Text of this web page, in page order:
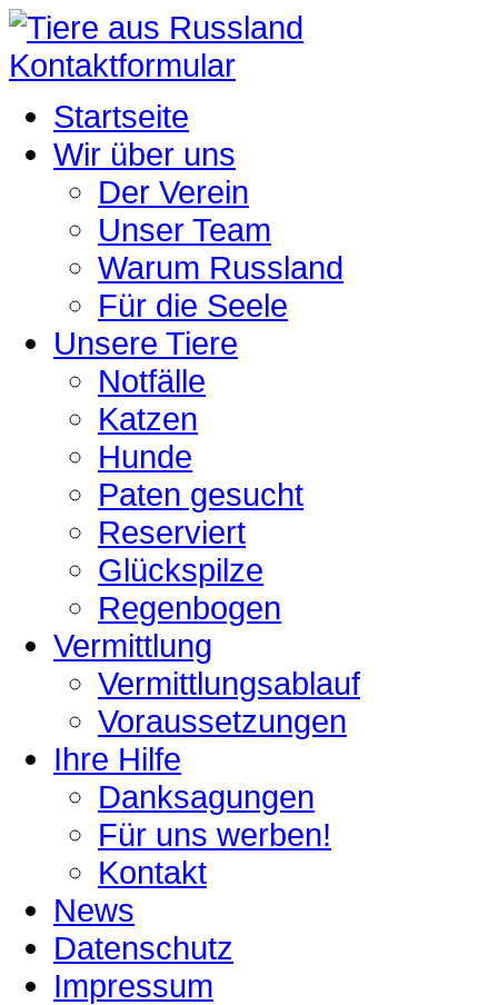
Kontaktformular
Startseite
Wir über uns
Der Verein
Unser Team
Warum Russland
Für die Seele
Unsere Tiere
Notfälle
Katzen
Hunde
Paten gesucht
Reserviert
Glückspilze
Regenbogen
Vermittlung
Vermittlungsablauf
Voraussetzungen
Ihre Hilfe
Danksagungen
Für uns werben!
Kontakt
News
Datenschutz
Impressum